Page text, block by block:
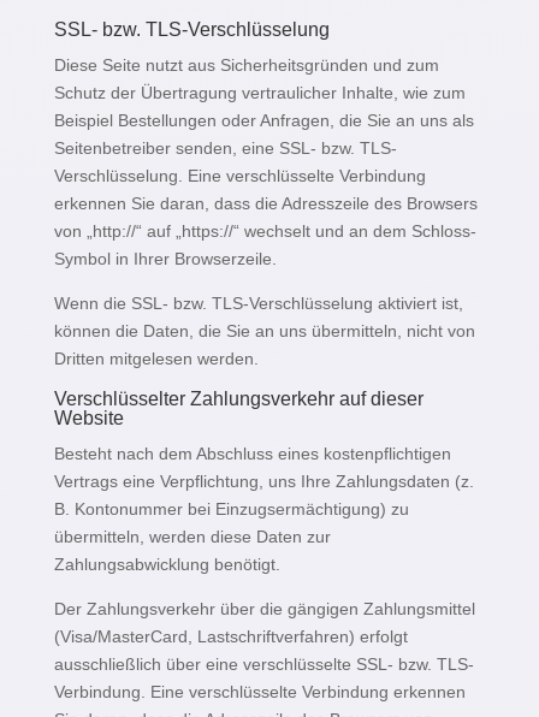
SSL- bzw. TLS-Verschlüsselung
Diese Seite nutzt aus Sicherheitsgründen und zum
Schutz der Übertragung vertraulicher Inhalte, wie zum
Beispiel Bestellungen oder Anfragen, die Sie an uns als
Seitenbetreiber senden, eine SSL- bzw. TLS-
Verschlüsselung. Eine verschlüsselte Verbindung
erkennen Sie daran, dass die Adresszeile des Browsers
von „http://“ auf „https://“ wechselt und an dem Schloss-
Symbol in Ihrer Browserzeile.
Wenn die SSL- bzw. TLS-Verschlüsselung aktiviert ist,
können die Daten, die Sie an uns übermitteln, nicht von
Dritten mitgelesen werden.
Verschlüsselter Zahlungsverkehr auf dieser
Website
Besteht nach dem Abschluss eines kostenpflichtigen
Vertrags eine Verpflichtung, uns Ihre Zahlungsdaten (z.
B. Kontonummer bei Einzugsermächtigung) zu
übermitteln, werden diese Daten zur
Zahlungsabwicklung benötigt.
Der Zahlungsverkehr über die gängigen Zahlungsmittel
(Visa/MasterCard, Lastschriftverfahren) erfolgt
ausschließlich über eine verschlüsselte SSL- bzw. TLS-
Verbindung. Eine verschlüsselte Verbindung erkennen